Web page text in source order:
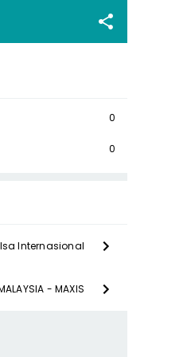
0
0
Internasional
- MAXIS